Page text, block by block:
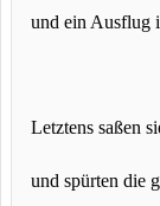
und ein Ausflug
Letztens saßen
und spürten die